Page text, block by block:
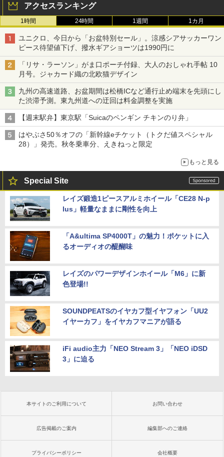
アクセスランキング
1時間 24時間 1週間 1カ月
ユニクロ、今日から「お盆特別セール」。涼感シアサッカーワン
ピース待望値下げ、撥水ギアショーツは1990円に
「リサ・ラーソン」がま口ポーチ付録、大人のおしゃれ手帖 10
月号。ジャカード織の北欧猫デザイン
九州の高速道路、お盆期間は松橋ICなど通行止め端末を先頭にし
た渋滞予測。東九州道への迂回は料金調整を実施
【週末駅弁】東京駅「Suicaのペンギン チキンのり弁」
はやぶさ50％オフの「新幹線eチケット（トクだ値スペシャル
28）」発売。秋冬乗車分、えきねっと限定
もっと見る
Special Site
レイズ鍛造1ピースアルミホイール「CE28 N-p
lus」軽量なままに剛性を向上
「A&ultima SP4000T」の魅力！ポケットに入
るオーディオの醍醐味
レイズのパワーデザインホイール「M6」に新
色登場!!
SOUNDPEATSのイヤカフ型イヤフォン「UU2
イヤーカフ」をイヤカフマニアが語る
iFi audio主力「NEO Stream 3」「NEO iDSD
3」に迫る
本サイトのご利用について お問い合わせ
広告掲載のご案内 編集部へのご連絡
プライバシーポリシー 会社概要